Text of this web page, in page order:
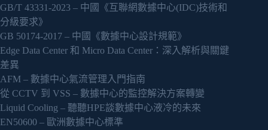
GB/T 43331-2023 – 中國《互聯網數據中心(IDC)技術和
分級要求》
GB 50174-2017 – 中國《數據中心設計規範》
Edge Data Center 和 Micro Data Center：深入解析與關鍵
差異
AFM – 數據中心氣流管理入門指南
從 CCTV 到 VSS – 數據中心的監控解決方案轉變
Liquid Cooling – 聽聽HPE談數據中心液冷的未來
EN50600 – 歐洲數據中心標準